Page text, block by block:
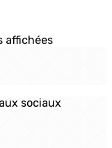
affichées
sociaux